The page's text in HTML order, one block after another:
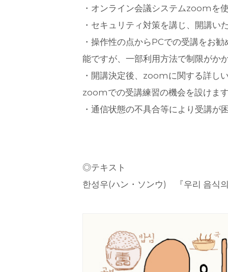
・オンライン会議システムzoomを
・セキュリティ対策を講じ、開講い
・操作性の点からPCでの受講をお
能ですが、一部利用方法で制限がか
・開講決定後、zoomに関する詳し
zoomでの受講練習の機会を設けま
・通信状態の不具合等により受講が
◎テキスト
한성우(ハン・ソンウ) 『우리 음식